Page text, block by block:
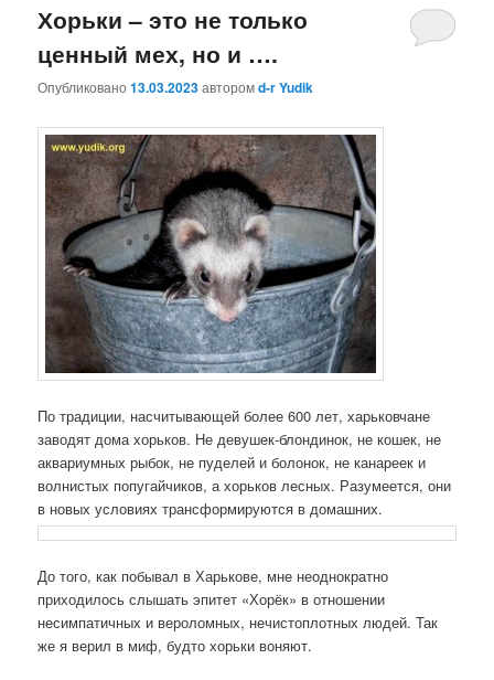
Хорьки – это не только
ценный мех, но и ….
Опубликовано13.03.2023авторомd-r Yudik
По традиции, насчитывающей более 600 лет, харьковчане
заводят дома хорьков. Не девушек-блондинок, не кошек, не
аквариумных рыбок, не пуделей и болонок, не канареек и
волнистых попугайчиков, а хорьков лесных. Разумеется, они
в новых условиях трансформируются в домашних.
До того, как побывал в Харькове, мне неоднократно
приходилось слышать эпитет «Хорёк» в отношении
несимпатичных и вероломных, нечистоплотных людей. Так
же я верил в миф, будто хорьки воняют.